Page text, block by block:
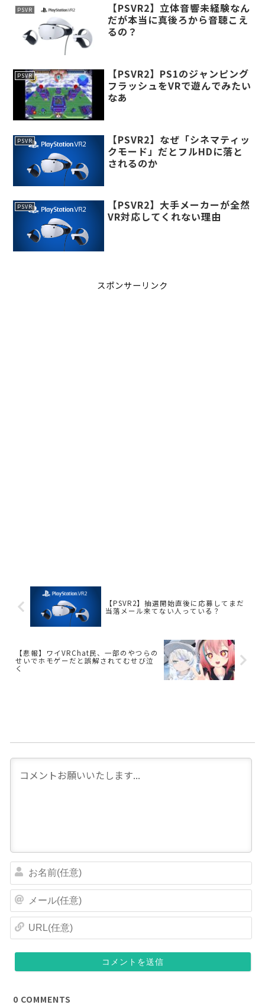
PSVR
【PSVR2】立体音響未経験なん
だが本当に真後ろから音聴こえ
るの？
PSVR
【PSVR2】PS1のジャンピング
フラッシュをVRで遊んでみたい
なあ
PSVR
【PSVR2】なぜ「シネマティッ
クモード」だとフルHDに落と
されるのか
PSVR
【PSVR2】大手メーカーが全然
VR対応してくれない理由
スポンサーリンク
【PSVR2】抽選開始直後に応募してまだ
当落メール来てない人っている？
【悲報】ワイVRChat民、一部のやつらの
せいでホモゲーだと誤解されてむせび泣
く
前
任
)
ル
0 COMMENTS